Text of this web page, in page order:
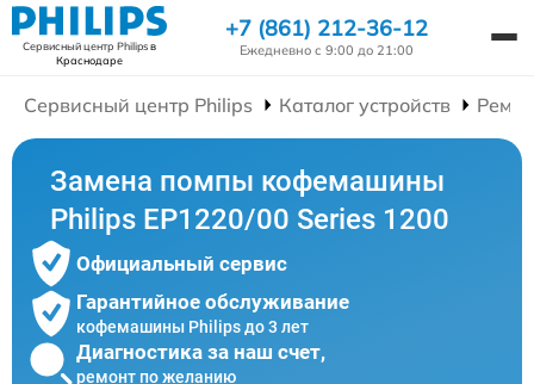
Сервисный центр Philipsв
Краснодаре
+7 (861) 212-36-12
Ежедневно с 9:00 до 21:00
Сервисный центр Philips Каталог устройств
Замена помпы кофемашины
Philips EP1220/00 Series 1200
Официальный сервис
Гарантийное обслуживание
кофемашины Philips до 3 лет
Диагностика за наш счет,
ремонт по желанию